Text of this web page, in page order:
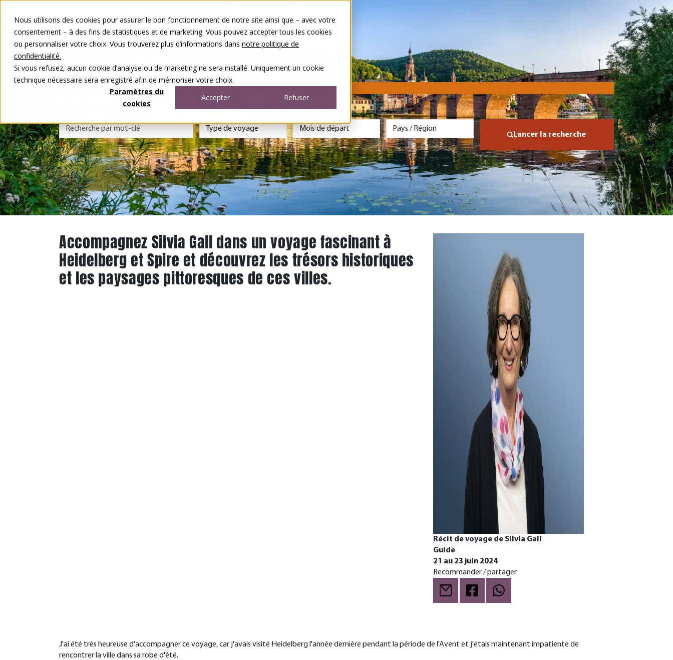
Nous utilisons des cookies pour assurer le bon fonctionnement de notre site ainsi que – avec votre
consentement – à des fins de statistiques et de marketing. Vous pouvez accepter tous les cookies
ou personnaliser votre choix. Vous trouverez plus d’informations dans notre politique de
confidentialité.
Si vous refusez, aucun cookie d’analyse ou de marketing ne sera installé. Uniquement un cookie
technique nécessaire sera enregistré afin de mémoriser votre choix.
Paramètres du
cookies
Accepter Refuser
Nos voyages
Autour du voyage
A notre sujet
Concours
FR
Lancer la recherche
Accompagnez Silvia Gall dans un voyage fascinant à
Heidelberg et Spire et découvrez les trésors historiques
et les paysages pittoresques de ces villes.
Récit de voyage de Silvia Gall
Guide
21 au 23 juin 2024
Recommander / partager
J'ai été très heureuse d'accompagner ce voyage, car j'avais visité Heidelberg l'année dernière pendant la période de l'Avent et j'étais maintenant impatiente de
rencontrer la ville dans sa robe d'été.